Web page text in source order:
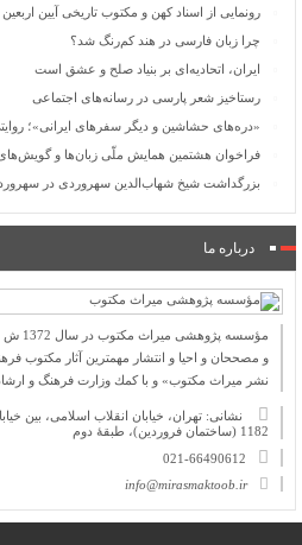
رونمایی از اسناد کهن و مکتوب تاریخی آیین
چرا زبان فارسی در هند کم‌رنگ شد؟
ایران، اتحادیه‌ای بر بنیاد صلح و عشق است
رستاخیز شعر پارسی در رسانه‌های اجتماعی
«دره‌های حشاشین و دیگر سفرهای ایرانی»؛
فراخوان هشتمین همایش ملّی زبان‌ها و گویش‌های
بزرگداشت شیخ شهاب‌الدین سهروردی در
درباره ما
و مصححان و احیا و انتشار مهمترین آثار مكتوب
نشر میراث مكتوب» و با كمك وزارت فرهنگ و
نشانی: تهران، خیابان انقلاب اسلامی، بین
1182 (ساختمان فروردین)، طبقۀ دوم
021-66490612
info@mirasmaktoob.ir